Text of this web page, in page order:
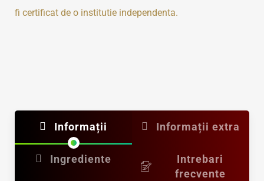
fi certificat de o institutie independenta.
Informații Informații extra
Ingrediente
Intrebari
frecvente